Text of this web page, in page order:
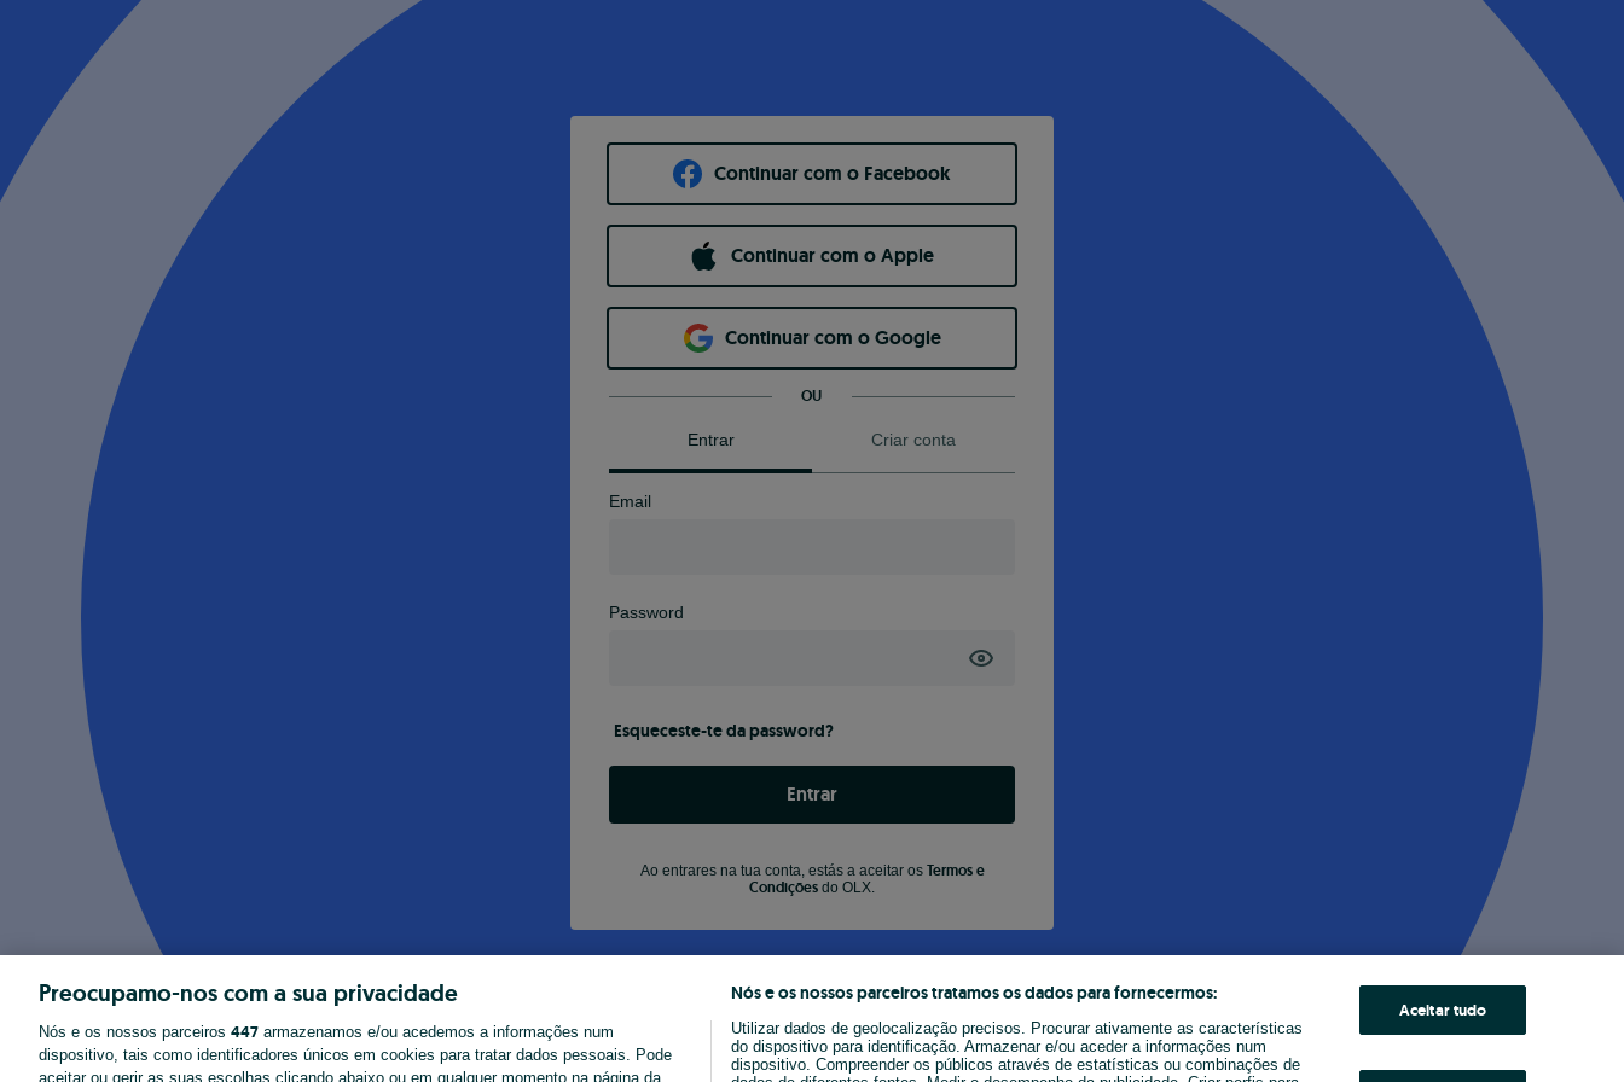
Continuar com o Facebook
Continuar com o Apple
Continuar com o Google
OU
Entrar Criar conta
Email
Password
Esqueceste-te da password?
Entrar
Ao entrares na tua conta, estás a aceitar os Termos e
Condições do OLX.
Preocupamo-nos com a sua privacidade
Nós e os nossos parceiros 447 armazenamos e/ou acedemos a informações num
dispositivo, tais como identificadores únicos em cookies para tratar dados pessoais. Pode
aceitar ou gerir as suas escolhas clicando abaixo ou em qualquer momento na página da
Nós e os nossos parceiros tratamos os dados para fornecermos:
Utilizar dados de geolocalização precisos. Procurar ativamente as características
do dispositivo para identificação. Armazenar e/ou aceder a informações num
dispositivo. Compreender os públicos através de estatísticas ou combinações de
Aceitar tudo